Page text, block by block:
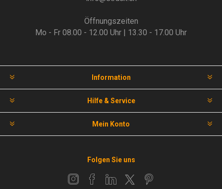
Öffnungszeiten
Mo - Fr 08.00 - 12.00 Uhr | 13.30 - 17.00 Uhr
Information
Hilfe & Service
Mein Konto
Folgen Sie uns